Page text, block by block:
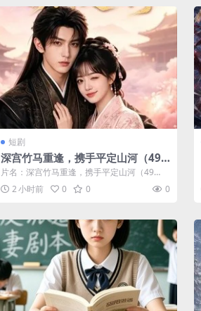
短剧
深宫竹马重逢，携手平定山河（49
集）AI短剧 (2026)
片名：深宫竹马重逢，携手平定山河（49
集）AI短剧 (2026) 分类：短剧 年...
2 小时前 0 0 0